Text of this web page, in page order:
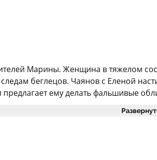
Марины. Женщина в тяжелом
беглецов. Чаянов с Еленой
ему делать фальшивые